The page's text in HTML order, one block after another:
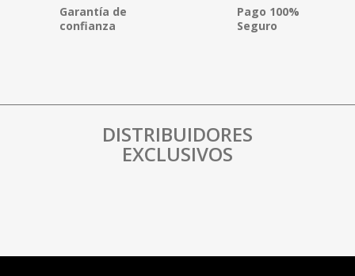
Garantía de
confianza
Pago 100%
Seguro
DISTRIBUIDORES
EXCLUSIVOS